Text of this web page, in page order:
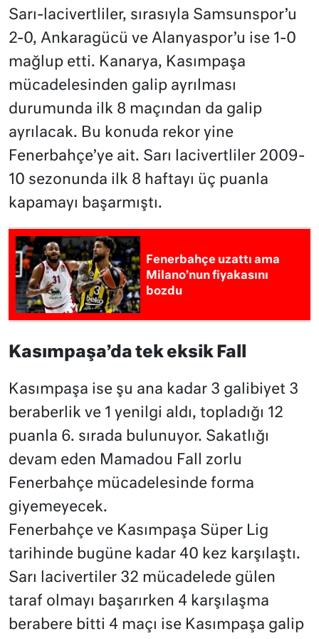
Sarı-lacivertliler, sırasıyla Samsunspor’u
2-0, Ankaragücü ve Alanyaspor’u ise 1-0
mağlup etti. Kanarya, Kasımpaşa
mücadelesinden galip ayrılması
durumunda ilk 8 maçından da galip
ayrılacak. Bu konuda rekor yine
Fenerbahçe’ye ait. Sarı lacivertliler 2009-
10 sezonunda ilk 8 haftayı üç puanla
kapamayı başarmıştı.
Fenerbahçe uzattı ama
Milano’nun fiyakasını
bozdu
Kasımpaşa’da tek eksik Fall
Kasımpaşa ise şu ana kadar 3 galibiyet 3
beraberlik ve 1 yenilgi aldı, topladığı 12
puanla 6. sırada bulunuyor. Sakatlığı
devam eden Mamadou Fall zorlu
Fenerbahçe mücadelesinde forma
giyemeyecek.
Fenerbahçe ve Kasımpaşa Süper Lig
tarihinde bugüne kadar 40 kez karşılaştı.
Sarı lacivertiler 32 mücadelede gülen
taraf olmayı başarırken 4 karşılaşma
berabere bitti 4 maçı ise Kasımpaşa galip